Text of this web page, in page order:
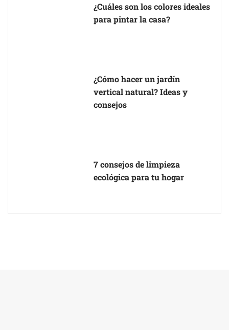
¿Cuáles son los colores ideales
para pintar la casa?
¿Cómo hacer un jardín
vertical natural? Ideas y
consejos
7 consejos de limpieza
ecológica para tu hogar